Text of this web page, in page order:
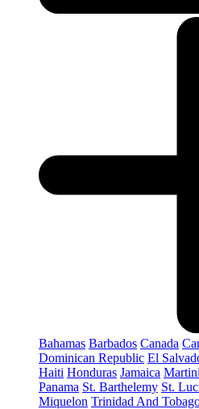
Bahamas Barbados Canada
Dominican Republic El
Haiti Honduras Jamaica
Panama St. Barthelemy St.
Miquelon Trinidad And